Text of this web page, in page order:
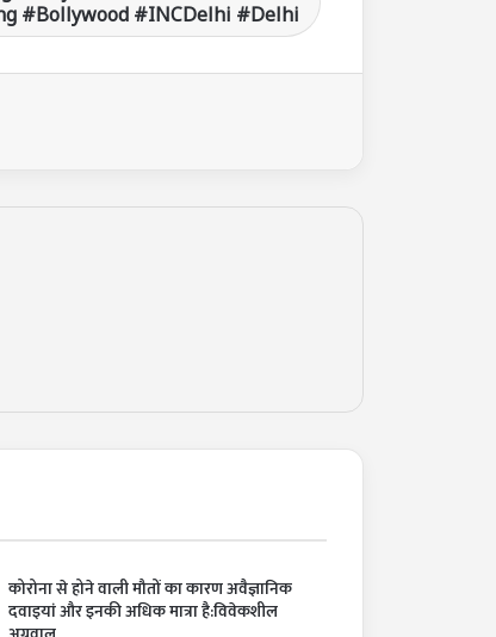
#Bollywood #INCDelhi #Delhi
कोरोना से होने वाली मौतों का कारण अवैज्ञानिक
दवाइयां और इनकी अधिक मात्रा है:विवेकशील